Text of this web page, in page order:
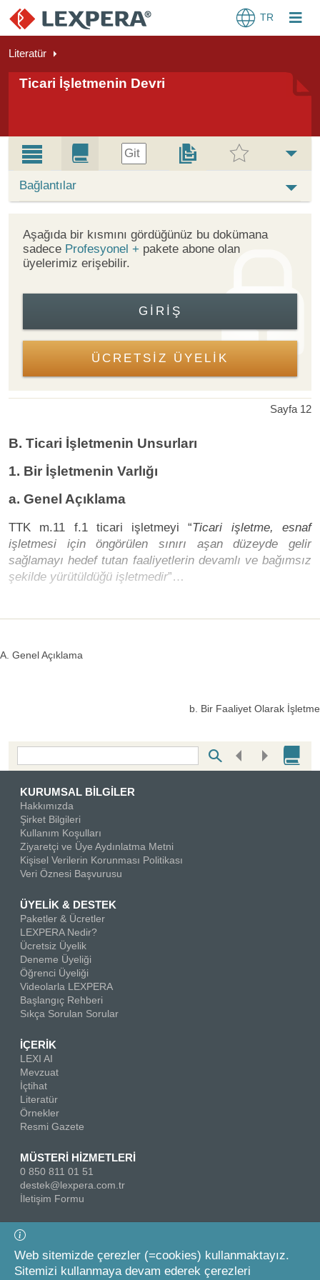
TR
Literatür
Ticari İşletmenin Devri
Git
Bağlantılar
Aşağıda bir kısmını gördüğünüz bu dokümana
sadece Profesyonel + pakete abone olan
üyelerimiz erişebilir.
GIRIŞ
ÜCRETSİZ ÜYELİK
Sayfa 12
B. Ticari İşletmenin Unsurları
1. Bir İşletmenin Varlığı
a. Genel Açıklama
TTK m.11 f.1 ticari işletmeyi “Ticari işletme, esnaf
işletmesi için öngörülen sınırı aşan düzeyde gelir
sağlamayı hedef tutan faaliyetlerin devamlı ve bağımsız
şekilde yürütüldüğü işletmedir”…
A. Genel Açıklama
b. Bir Faaliyet Olarak İşletme
Bottom Search Toolbar Highlight Text
KURUMSAL BİLGİLER
Hakkımızda
Şirket Bilgileri
Kullanım Koşulları
Ziyaretçi ve Üye Aydınlatma Metni
Kişisel Verilerin Korunması Politikası
Veri Öznesi Başvurusu
ÜYELİK & DESTEK
Paketler & Ücretler
LEXPERA Nedir?
Ücretsiz Üyelik
Deneme Üyeliği
Öğrenci Üyeliği
Videolarla LEXPERA
Başlangıç Rehberi
Sıkça Sorulan Sorular
İÇERİK
LEXI AI
Mevzuat
İçtihat
Literatür
Örnekler
Resmi Gazete
MÜSTERİ HİZMETLERİ
0 850 811 01 51
destek@lexpera.com.tr
İletişim Formu
Bizi Takip Edin
Web sitemizde çerezler (=cookies) kullanmaktayız.
Sitemizi kullanmaya devam ederek çerezleri